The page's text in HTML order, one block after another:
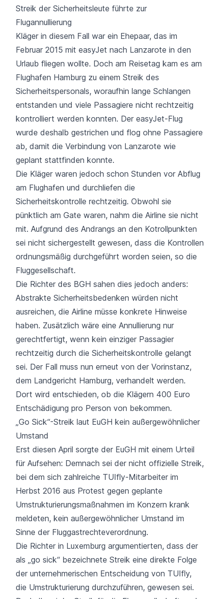
Streik der Sicherheitsleute führte zur
Flugannullierung
Kläger in diesem Fall war ein Ehepaar, das im
Februar 2015 mit easyJet nach Lanzarote in den
Urlaub fliegen wollte. Doch am Reisetag kam es am
Flughafen Hamburg zu einem Streik des
Sicherheitspersonals, woraufhin lange Schlangen
entstanden und viele Passagiere nicht rechtzeitig
kontrolliert werden konnten. Der easyJet-Flug
wurde deshalb gestrichen und flog ohne Passagiere
ab, damit die Verbindung von Lanzarote wie
geplant stattfinden konnte.
Die Kläger waren jedoch schon Stunden vor Abflug
am Flughafen und durchliefen die
Sicherheitskontrolle rechtzeitig. Obwohl sie
pünktlich am Gate waren, nahm die Airline sie nicht
mit. Aufgrund des Andrangs an den Kotrollpunkten
sei nicht sichergestellt gewesen, dass die Kontrollen
ordnungsmäßig durchgeführt worden seien, so die
Fluggesellschaft.
Die Richter des BGH sahen dies jedoch anders:
Abstrakte Sicherheitsbedenken würden nicht
ausreichen, die Airline müsse konkrete Hinweise
haben. Zusätzlich wäre eine Annullierung nur
gerechtfertigt, wenn kein einziger Passagier
rechtzeitig durch die Sicherheitskontrolle gelangt
sei. Der Fall muss nun erneut von der Vorinstanz,
dem Landgericht Hamburg, verhandelt werden.
Dort wird entschieden, ob die Klägern 400 Euro
Entschädigung pro Person von bekommen.
„Go Sick“-Streik laut EuGH kein außergewöhnlicher
Umstand
Erst diesen April sorgte der EuGH mit einem Urteil
für Aufsehen: Demnach sei der nicht offizielle Streik,
bei dem sich zahlreiche TUIfly-Mitarbeiter im
Herbst 2016 aus Protest gegen geplante
Umstrukturierungsmaßnahmen im Konzern krank
meldeten, kein außergewöhnlicher Umstand im
Sinne der Fluggastrechteverordnung.
Die Richter in Luxemburg argumentierten, dass der
als „go sick“ bezeichnete Streik eine direkte Folge
der unternehmerischen Entscheidung von TUIfly,
die Umstrukturierung durchzuführen, gewesen sei.